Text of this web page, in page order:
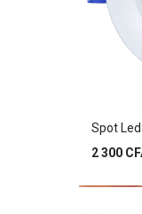
Spot Led
Prix
2 300